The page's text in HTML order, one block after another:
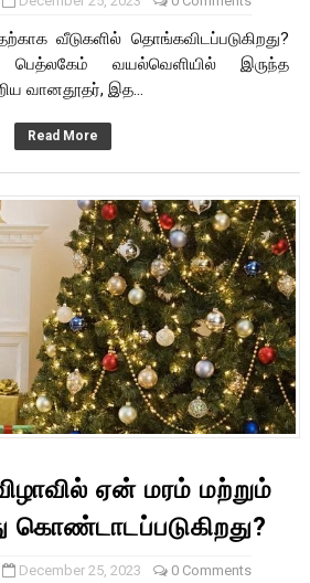
வீடுகளில் தொங்கவிடப்படுகிறது?
பெத்லகேம் வயல்வெளியில் இருந்த
வானதூதர், இத...
Read More
ஏன் மரம் மற்றும்
கொண்டாடப்படுகிறது?
December 25, 2023 0 Comments